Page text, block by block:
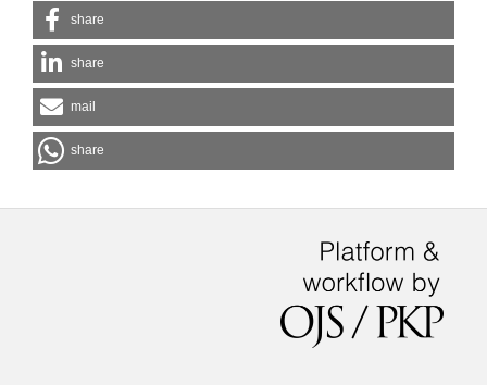
share
share
mail
share